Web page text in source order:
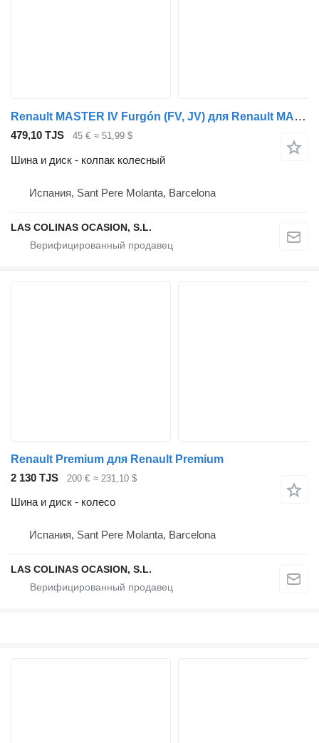
Renault MASTER IV Furgón (FV, JV) для Renault MASTER IV Furgón (FV, JV)
479,10 TJS 45 € ≈ 51,99 $
Шина и диск - колпак колесный
Испания, Sant Pere Molanta, Barcelona
LAS COLINAS OCASION, S.L.
Renault Premium для Renault Premium
2 130 TJS
200 € ≈ 231,10 $
Шина и диск - колесо
Испания, Sant Pere Molanta, Barcelona
LAS COLINAS OCASION, S.L.